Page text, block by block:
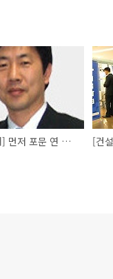
[건설워커] 먼저 포문 연 중견 건설사들…호반·라인·제일·삼정 등 하반기 채용